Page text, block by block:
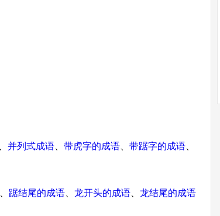
并列式成语 带虎字的成语 带踞字的成语
踞结尾的成语 龙开头的成语 龙结尾的成语